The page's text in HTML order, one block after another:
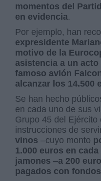
momentos del
en evidencia.
Por ejemplo, han
expresidente
motivo de la
asistencia a un acto
famoso avión
alcanzar los 14.500
Se han hecho
en cada uno de sus
Grupo 45 del Ejército
instrucciones de
vinos –cuyo monto
1.000 euros en
jamones –a 200
pagados con